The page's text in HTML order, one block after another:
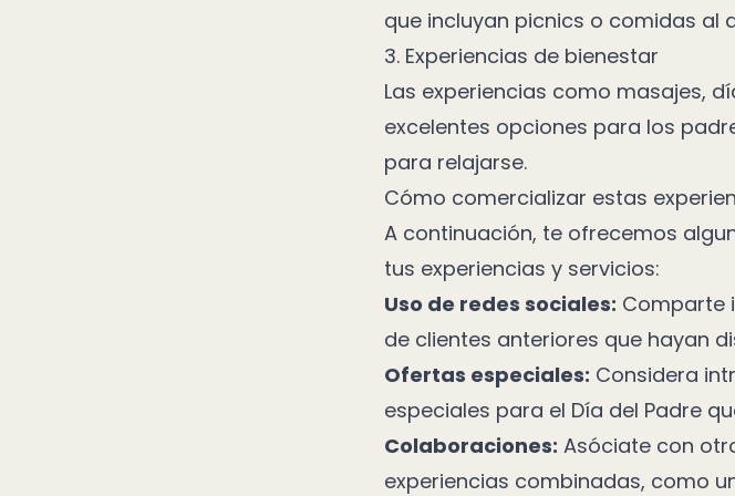
que incluyan picnics o comidas al
3. Experiencias de bienestar
Las experiencias como masajes,
excelentes opciones para los
para relajarse.
Cómo comercializar estas
A continuación, te ofrecemos
tus experiencias y servicios:
Uso de redes sociales: Comparte
de clientes anteriores que hayan
Ofertas especiales: Considera
especiales para el Día del Padre
Colaboraciones: Asóciate con
experiencias combinadas, como